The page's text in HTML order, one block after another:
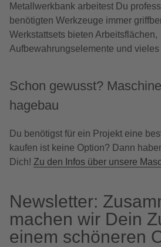
Metallwerkbank arbeitest Du
benötigten Werkzeuge immer
Werkstattsets bieten Arbeitsflächen,
Aufbewahrungselemente und vieles
Schon gewusst?
hagebau
Du benötigst für ein Projekt eine
kaufen ist keine Option? Dann
Dich! Zu den Infos über unsere
Newsletter:
machen wir Dein
einem schöneren